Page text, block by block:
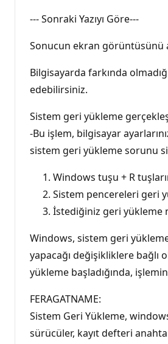
--- Sonraki Yazıyı Göre---
Sonucun ekran görüntüsünü
Bilgisayarda farkında
edebilirsiniz.
Sistem geri yükleme
-Bu işlem, bilgisayar
sistem geri yükleme sorunu
Windows tuşu + R
Sistem pencereleri geri
İstediğiniz geri yükleme
Windows, sistem geri
yapacağı değişikliklere bağlı
yükleme başladığında,
FERAGATNAME:
Sistem Geri Yükleme,
sürücüler, kayıt defteri